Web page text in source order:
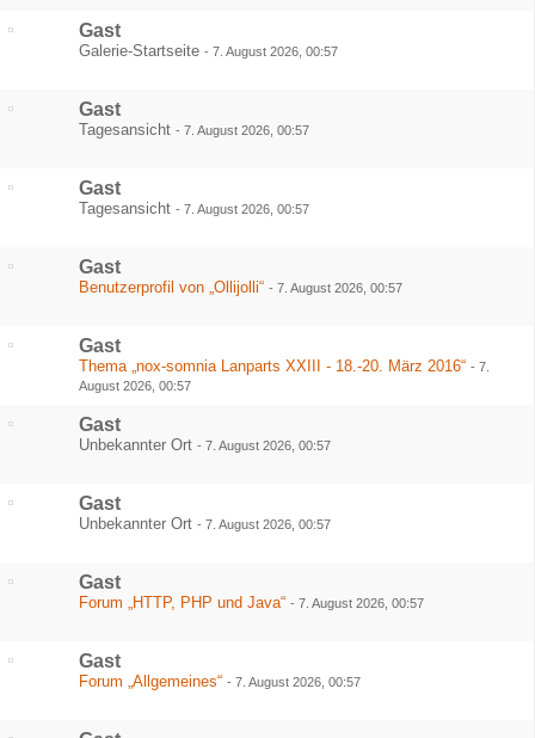
Gast
Galerie-Startseite - 7. August 2026, 00:57
Gast
Tagesansicht - 7. August 2026, 00:57
Gast
Tagesansicht - 7. August 2026, 00:57
Gast
Benutzerprofil von „Ollijolli“ - 7. August 2026, 00:57
Gast
Thema „nox-somnia Lanparts XXIII - 18.-20. März 2016“ - 7.
August 2026, 00:57
Gast
Unbekannter Ort - 7. August 2026, 00:57
Gast
Unbekannter Ort - 7. August 2026, 00:57
Gast
Forum „HTTP, PHP und Java“ - 7. August 2026, 00:57
Gast
Forum „Allgemeines“ - 7. August 2026, 00:57